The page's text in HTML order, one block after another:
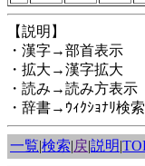
【説明】
・漢字→部首表示
・拡大→漢字拡大
・読み→読み方表示
・辞書→ｳｨｸｼｮﾅﾘ検索
一覧|検索|戻|説明|